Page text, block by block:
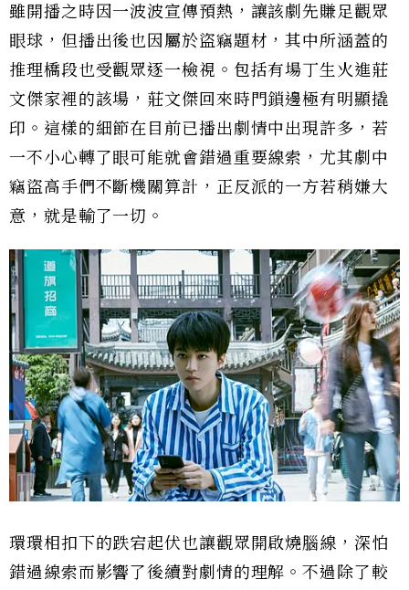
雖開播之時因一波波宣傳預熱，讓該劇先賺足觀眾
眼球，但播出後也因屬於盜竊題材，其中所涵蓋的
推理橋段也受觀眾逐一檢視。包括有場丁生火進莊
文傑家裡的該場，莊文傑回來時門鎖邊極有明顯撬
印。這樣的細節在目前已播出劇情中出現許多，若
一不小心轉了眼可能就會錯過重要線索，尤其劇中
竊盜高手們不斷機關算計，正反派的一方若稍嫌大
意，就是輸了一切。
環環相扣下的跌宕起伏也讓觀眾開啟燒腦線，深怕
錯過線索而影響了後續對劇情的理解。不過除了較